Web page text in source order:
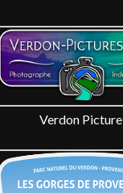
Verdon Picture